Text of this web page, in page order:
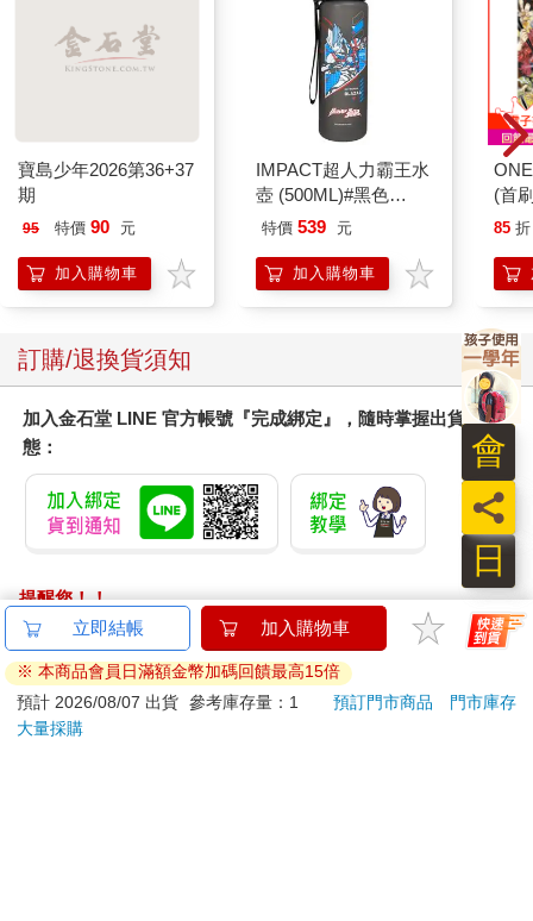
寶島少年2026第36+37
期
95 特價 90 元
加入購物車
IMPACT超人力霸王水
壺 (500ML)#黑色
IMUTB01BK
特價 539 元
加入購物車
(首
85 折
訂購/退換貨須知
加入金石堂 LINE 官方帳號『完成綁定』，隨時掌握出貨動
態：
提醒您！！
金石堂及銀行均不會請您操作ATM! 如接獲電話要求您前往
ATM提款機，請不要聽從指示，以免受騙上當！
退換貨須知：
**提醒您，鑑賞期不等於試用期，退回商品須為全新狀態**
立即結帳 加入購物車
※ 本商品會員日滿額金幣加碼回饋最高15倍
預計 2026/08/07 出貨 參考庫存量：1 預訂門市商品
門市庫存
大量採購
日
員
會